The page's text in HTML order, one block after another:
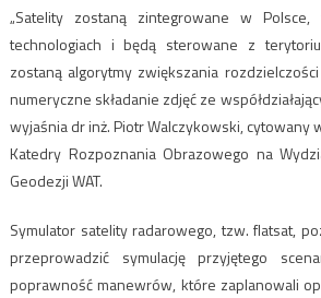
„Satelity zostaną zintegrowane w
technologiach i będą sterowane z
zostaną algorytmy zwiększania
numeryczne składanie zdjęć ze
wyjaśnia dr inż. Piotr Walczykowski, cytowany
Katedry Rozpoznania Obrazowego na
Geodezji WAT.
Symulator satelity radarowego, tzw. flatsat,
przeprowadzić symulację przyjętego
poprawność manewrów, które zaplanowali